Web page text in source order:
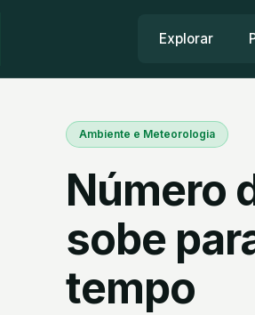
Explorar
Ambiente e Meteorologia
Número
sobe
tempo